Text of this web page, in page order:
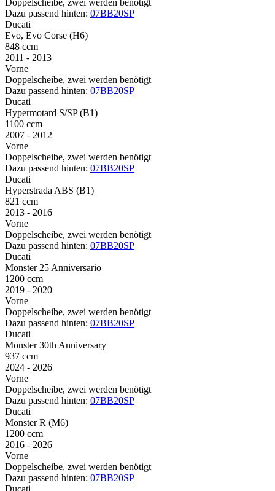
Dazu passend hinten: 07BB20SP
Ducati
Evo, Evo Corse (H6)
848 ccm
2011 - 2013
Vorne
Doppelscheibe, zwei werden benötigt
Dazu passend hinten: 07BB20SP
Ducati
Hypermotard S/SP (B1)
1100 ccm
2007 - 2012
Vorne
Doppelscheibe, zwei werden benötigt
Dazu passend hinten: 07BB20SP
Ducati
Hyperstrada ABS (B1)
821 ccm
2013 - 2016
Vorne
Doppelscheibe, zwei werden benötigt
Dazu passend hinten: 07BB20SP
Ducati
Monster 25 Anniversario
1200 ccm
2019 - 2020
Vorne
Doppelscheibe, zwei werden benötigt
Dazu passend hinten: 07BB20SP
Ducati
Monster 30th Anniversary
937 ccm
2024 - 2026
Vorne
Doppelscheibe, zwei werden benötigt
Dazu passend hinten: 07BB20SP
Ducati
Monster R (M6)
1200 ccm
2016 - 2026
Vorne
Doppelscheibe, zwei werden benötigt
Dazu passend hinten: 07BB20SP
Ducati